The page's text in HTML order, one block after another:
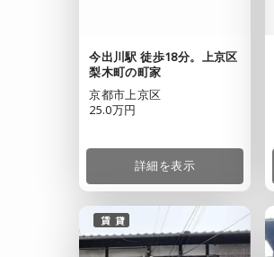
今出川駅 徒歩18分。上京区
梨木町の町家
京都市上京区
25.0万円
詳細を表示
賃貸